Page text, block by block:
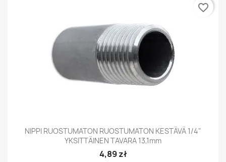
NIPPI RUOSTUMATON RUOSTUMATON KESTÄVÄ 1/4"
YKSITTÄINEN TAVARA 13,1mm
4,89 zł
favorite_border